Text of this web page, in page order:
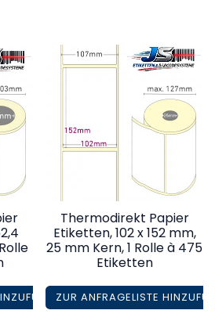
Thermodirekt Papier
Etiketten, 102 x 152 mm,
25 mm Kern, 1 Rolle à 475
Etiketten
ZUR ANFRAGELISTE